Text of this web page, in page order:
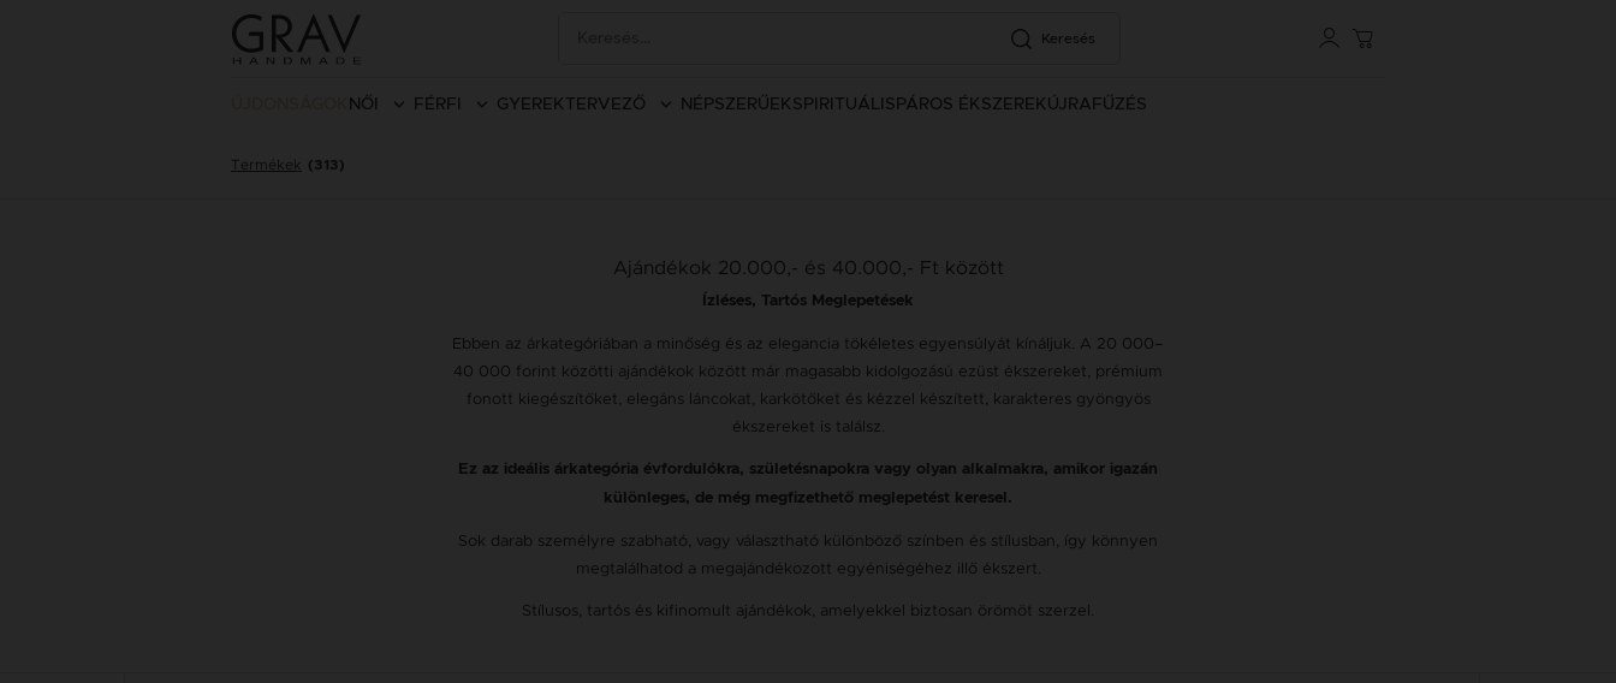
Keresés
NŐI FÉRFI GYEREK TERVEZŐ NÉPSZERŰEK SPIRITUÁLIS PÁROS ÉKSZEREK ÚJRAFŰZÉS
Termékek (313)
Ajándékok 20.000,- és 40.000,- Ft között
Ízléses, Tartós Meglepetések
Ebben az árkategóriában a minőség és az elegancia tökéletes egyensúlyát kínáljuk. A 20 000–
40 000 forint közötti ajándékok között már magasabb kidolgozású ezüst ékszereket, prémium
fonott kiegészítőket, elegáns láncokat, karkötőket és kézzel készített, karakteres gyöngyös
ékszereket is találsz.
Ez az ideális árkategória évfordulókra, születésnapokra vagy olyan alkalmakra, amikor igazán
különleges, de még megfizethető meglepetést keresel.
Sok darab személyre szabható, vagy választható különböző színben és stílusban, így könnyen
megtalálhatod a megajándékozott egyéniségéhez illő ékszert.
Stílusos, tartós és kifinomult ajándékok, amelyekkel biztosan örömöt szerzel.